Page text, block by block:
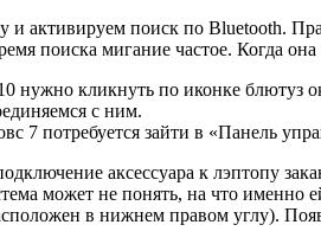
и активируем поиск по Bluetooth.
поиска мигание частое. Когда
нужно кликнуть по иконке блютуз
с ним.
7 потребуется зайти в «Панель
аксессуара к лэптопу
может не понять, на что именно
в нижнем правом углу).